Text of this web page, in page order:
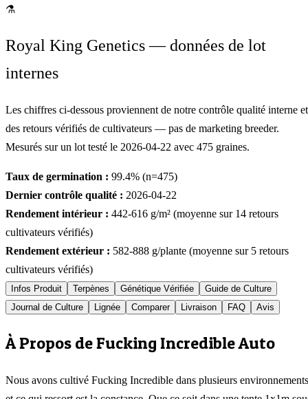
⚗
Royal King Genetics — données de lot
internes
Les chiffres ci-dessous proviennent de notre contrôle qualité interne et
des retours vérifiés de cultivateurs — pas de marketing breeder.
Mesurés sur un lot testé le 2026-04-22 avec 475 graines.
Taux de germination : 99.4% (n=475)
Dernier contrôle qualité : 2026-04-22
Rendement intérieur : 442-616 g/m² (moyenne sur 14 retours
cultivateurs vérifiés)
Rendement extérieur : 582-888 g/plante (moyenne sur 5 retours
cultivateurs vérifiés)
Infos Produit Terpènes Génétique Vérifiée
Guide de Culture
Journal de Culture
Lignée Comparer Livraison FAQ Avis
À Propos de Fucking Incredible Auto
Nous avons cultivé Fucking Incredible dans plusieurs